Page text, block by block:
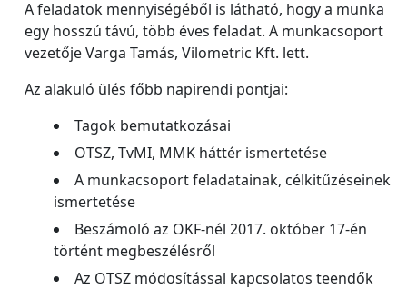
A feladatok mennyiségéből is látható, hogy a munka
egy hosszú távú, több éves feladat. A munkacsoport
vezetője Varga Tamás, Vilometric Kft. lett.
Az alakuló ülés főbb napirendi pontjai:
Tagok bemutatkozásai
OTSZ, TvMI, MMK háttér ismertetése
A munkacsoport feladatainak, célkitűzéseinek
ismertetése
Beszámoló az OKF-nél 2017. október 17-én
történt megbeszélésről
Az OTSZ módosítással kapcsolatos teendők